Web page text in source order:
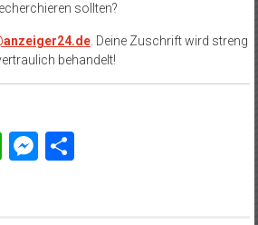
sollten?
. Deine Zuschrift wird streng
behandelt!
WhatsApp
Messenger